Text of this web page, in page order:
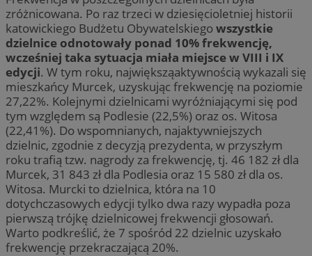
zróżnicowana. Po raz trzeci w dziesięcioletniej historii
katowickiego Budżetu Obywatelskiegowszystkie
dzielnice odnotowały ponad 10% frekwencję,
wcześniej taka sytuacja miała miejsce w VIII i IX
edycji. W tym roku, największąaktywnością wykazali się
mieszkańcy Murcek, uzyskując frekwencję na poziomie
27,22%. Kolejnymi dzielnicami wyróżniającymi się pod
tym względem są Podlesie (22,5%) oraz os. Witosa
(22,41%). Do wspomnianych, najaktywniejszych
dzielnic, zgodnie z decyzją prezydenta, w przyszłym
roku trafią tzw. nagrody za frekwencję, tj. 46 182 zł dla
Murcek, 31 843 zł dla Podlesia oraz 15 580 zł dla os.
Witosa. Murcki to dzielnica, która na 10
dotychczasowych edycji tylko dwa razy wypadła poza
pierwszą trójkę dzielnicowej frekwencji głosowań.
Warto podkreślić, że 7 spośród 22 dzielnic uzyskało
frekwencję przekraczającą 20%.